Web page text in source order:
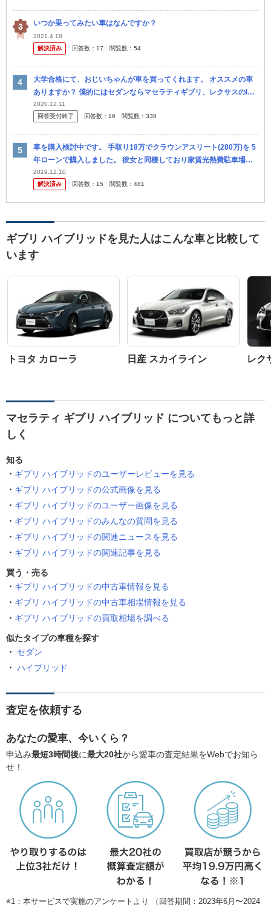
いつか乗ってみたい車はなんですか？
2021.4.18
解決済み
回答数： 17 閲覧数： 54
大学合格にて、おじいちゃんが車を買ってくれます。 オススメの車
ありますか？ 僕的にはセダンならマセラティギブリ、レクサスのls6
00かアウディA3かなと思います。 SUVなら、ランクル、レクサ...
2020.12.11
回答受付終了
回答数： 16 閲覧数： 338
車を購入検討中です。 手取り18万でクラウンアスリート(280万)を 5
年ローンで購入しました。 彼女と同棲しており家賃光熱費駐車場代
は折半で生活しています。 来年4月で車検切れと同時に ロー...
2019.12.10
解決済み
回答数： 15 閲覧数： 481
ギブリ ハイブリッドを見た人はこんな車と比較して
います
トヨタ カローラ 日産 スカイライン レク
マセラティ ギブリ ハイブリッド についてもっと詳
しく
知る
ギブリ ハイブリッドのユーザーレビューを見る
ギブリ ハイブリッドの公式画像を見る
ギブリ ハイブリッドのユーザー画像を見る
ギブリ ハイブリッドのみんなの質問を見る
ギブリ ハイブリッドの関連ニュースを見る
ギブリ ハイブリッドの関連記事を見る
買う・売る
ギブリ ハイブリッドの中古車情報を見る
ギブリ ハイブリッドの中古車相場情報を見る
ギブリ ハイブリッドの買取相場を調べる
似たタイプの車種を探す
セダン
ハイブリッド
査定を依頼する
あなたの愛車、今いくら？
申込み最短3時間後に最大20社から愛車の査定結果をWebでお知ら
せ！
※1：本サービスで実施のアンケートより （回答期間：2023年6月〜2024